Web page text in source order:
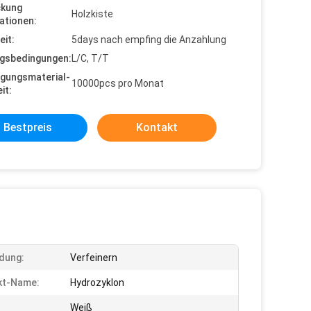
Holzkiste
5days nach empfing die Anzahlung
L/C, T/T
10000pcs pro Monat
Bestpreis Kontakt
Verfeinern
Name: Hydrozyklon
Weiß